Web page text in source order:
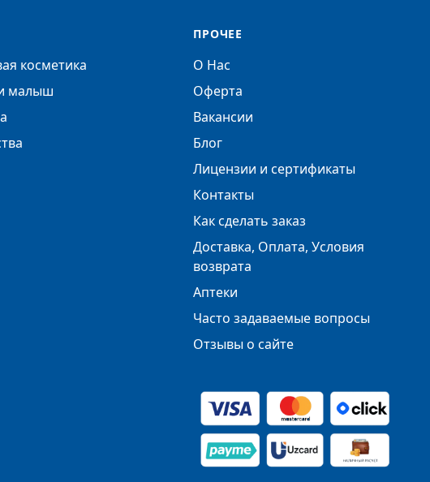
косметика
малыш
ПРОЧЕЕ
О Нас
Оферта
Вакансии
Блог
Лицензии и сертификаты
Контакты
Как сделать заказ
Доставка, Оплата, Условия
возврата
Аптеки
Часто задаваемые вопросы
Отзывы о сайте